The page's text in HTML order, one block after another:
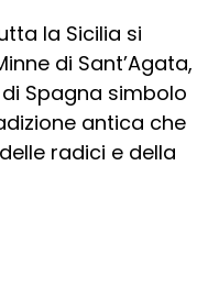
la Sicilia si
di Sant’Agata,
Spagna simbolo
antica che
radici e della